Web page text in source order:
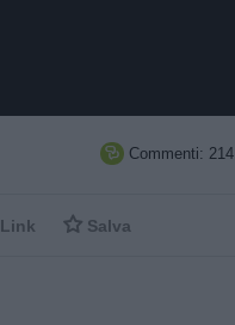
 Commenti: 214
Link  Salva